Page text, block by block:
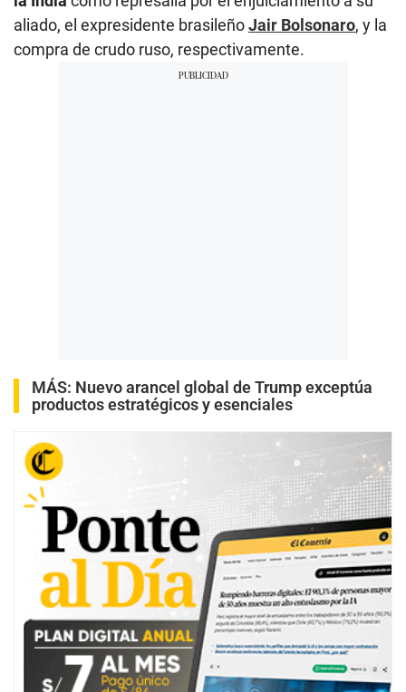
aliado, el expresidente brasileñoJair Bolsonaro, y la
compra de crudo ruso, respectivamente.
MÁS: Nuevo arancel global de Trump exceptúa
productos estratégicos y esenciales